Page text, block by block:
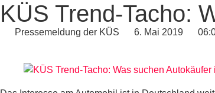
KÜS Trend-Tacho:
Pressemeldung der KÜS 6. Mai 2019